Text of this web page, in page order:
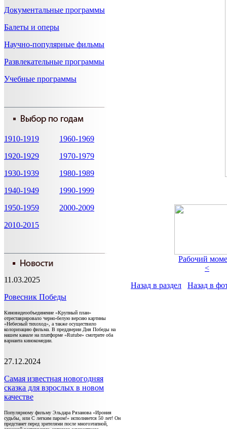
Документальные программы
Балеты и оперы
Научно-популярные фильмы
Развлекательные программы
Учебные программы
1910-1919
1960-1969
1920-1929
1970-1979
1930-1939
1980-1989
1940-1949
1990-1999
1950-1959
2000-2009
2010-2015
11.03.2025
Ровесник Победы
Киновидеообъединение «Крупный план»
отреставрировало черно-белую версию картины
«Небесный тихоход», а также осуществило
колоризацию фильма. В преддверии Дня Победы на
нашем канале на платформе «Rutube» смотрите оба
варианта кинокомедии.
27.12.2024
Самая известная новогодняя
сказка для взрослых в новом
качестве
Популярному фильму Эльдара Рязанова «Ирония
судьбы, или С легким паром!» исполняется 50 лет! Он
предстанет перед зрителями после многоэтапной,
Рабочий
<
Назад в раздел
Назад в